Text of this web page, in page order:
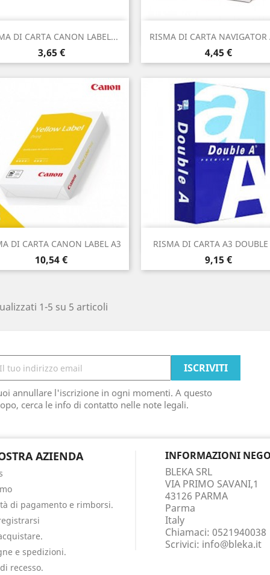
DI CARTA CANON LABEL...
Prezzo
3,65 €
Anteprima RISMA DI CARTA NAVIGATOR
Prezzo
4,45 €
Anteprima
DI CARTA CANON LABEL A3
Prezzo
10,54 €
Anteprima RISMA DI CARTA A3
Prezzo
9,15 €
Anteprima
1-5 su 5 articoli
annullare l'iscrizione in ogni momenti. A questo
cerca le info di contatto nelle note legali.
AZIENDA
di pagamento e rimborsi.
e spedizioni.
recesso.
INFORMAZIONI
BLEKA SRL
VIA PRIMO SAVANI,1
43126 PARMA
Parma
Italy
Chiamaci: 0521940038
Scrivici: info@bleka.it